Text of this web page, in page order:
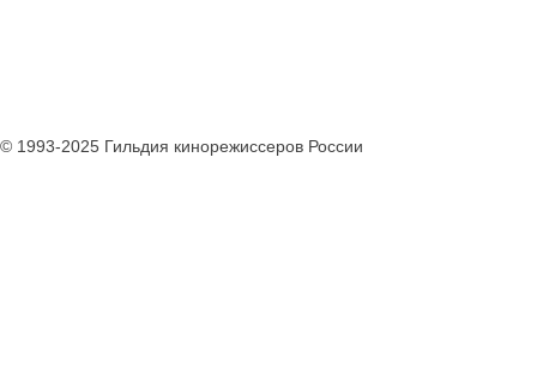
© 1993-2025 Гильдия кинорежиссеров России